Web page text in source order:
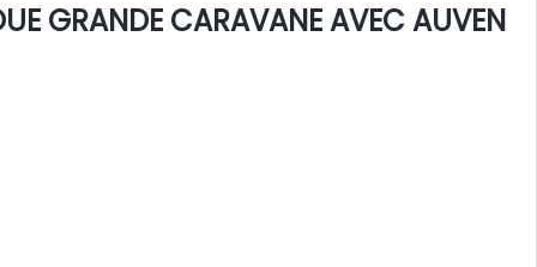
GRANDE CARAVANE AVEC AUVENT